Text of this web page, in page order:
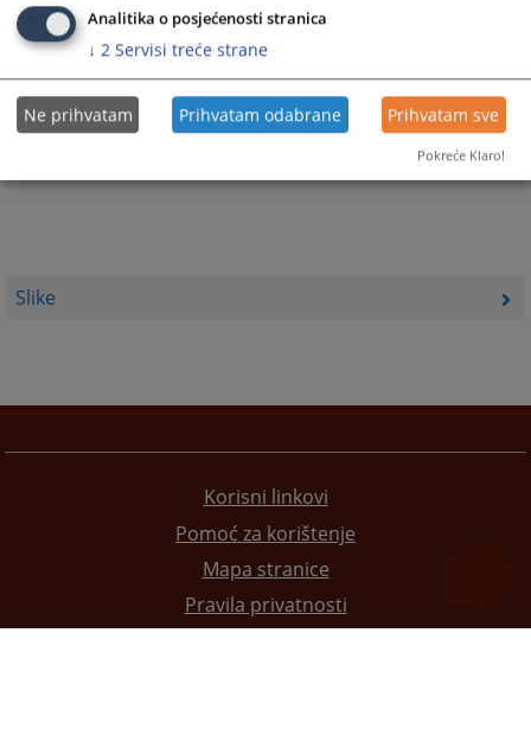
Slike
Korisni linkovi
Pomoć za korištenje
Mapa stranice
Pravila privatnosti
Analitika o posjećenosti stranica
↓ 2 Servisi treće strane
Ne prihvatam Prihvatam odabrane Prihvatam sve
Pokreće Klaro!